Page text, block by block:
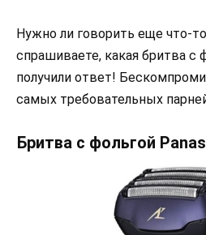
Нужно ли говорить еще что-
спрашиваете, какая бритва
получили ответ!
самых требовательных
Бритва с фольгой